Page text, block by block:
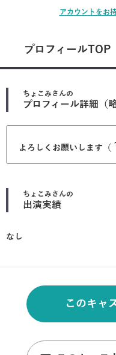
アカウントをお
プロフィールTOP
ちょこみさんの
プロフィール詳細（略
よろしくお願いします（
ちょこみさんの
出演実績
なし
このキャ